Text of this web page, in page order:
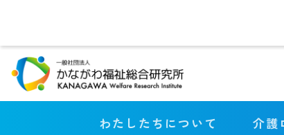
content
わたしたちについて 介護